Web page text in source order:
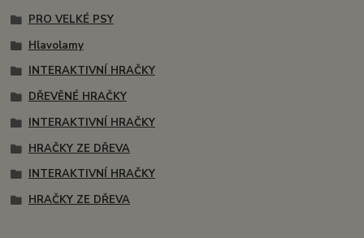
PRO VELKÉ PSY
Hlavolamy
INTERAKTIVNÍ HRAČKY
DŘEVĚNÉ HRAČKY
INTERAKTIVNÍ HRAČKY
HRAČKY ZE DŘEVA
INTERAKTIVNÍ HRAČKY
HRAČKY ZE DŘEVA